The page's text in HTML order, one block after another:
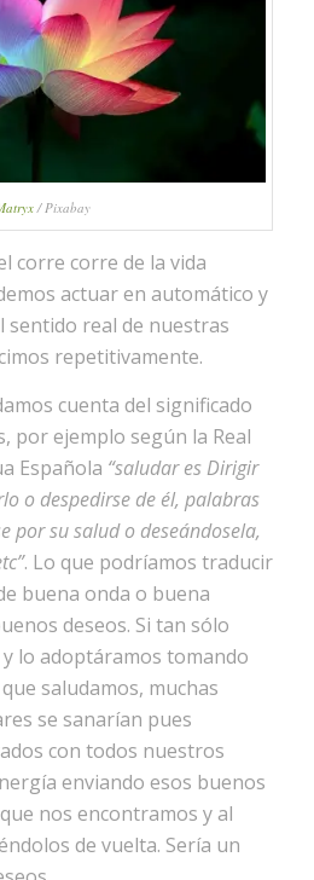
/ Pixabay
corre corre de la vida
actuar en automático y
sentido real de nuestras
repetitivamente.
cuenta del significado
por ejemplo según la Real
Española “saludar es Dirigir
o despedirse de él, palabras
por su salud o deseándosela,
. Lo que podríamos traducir
buena onda o buena
deseos. Si tan sólo
lo adoptáramos tomando
saludamos, muchas
se sanarían pues
con todos nuestros
enviando esos buenos
nos encontramos y al
de vuelta. Sería un